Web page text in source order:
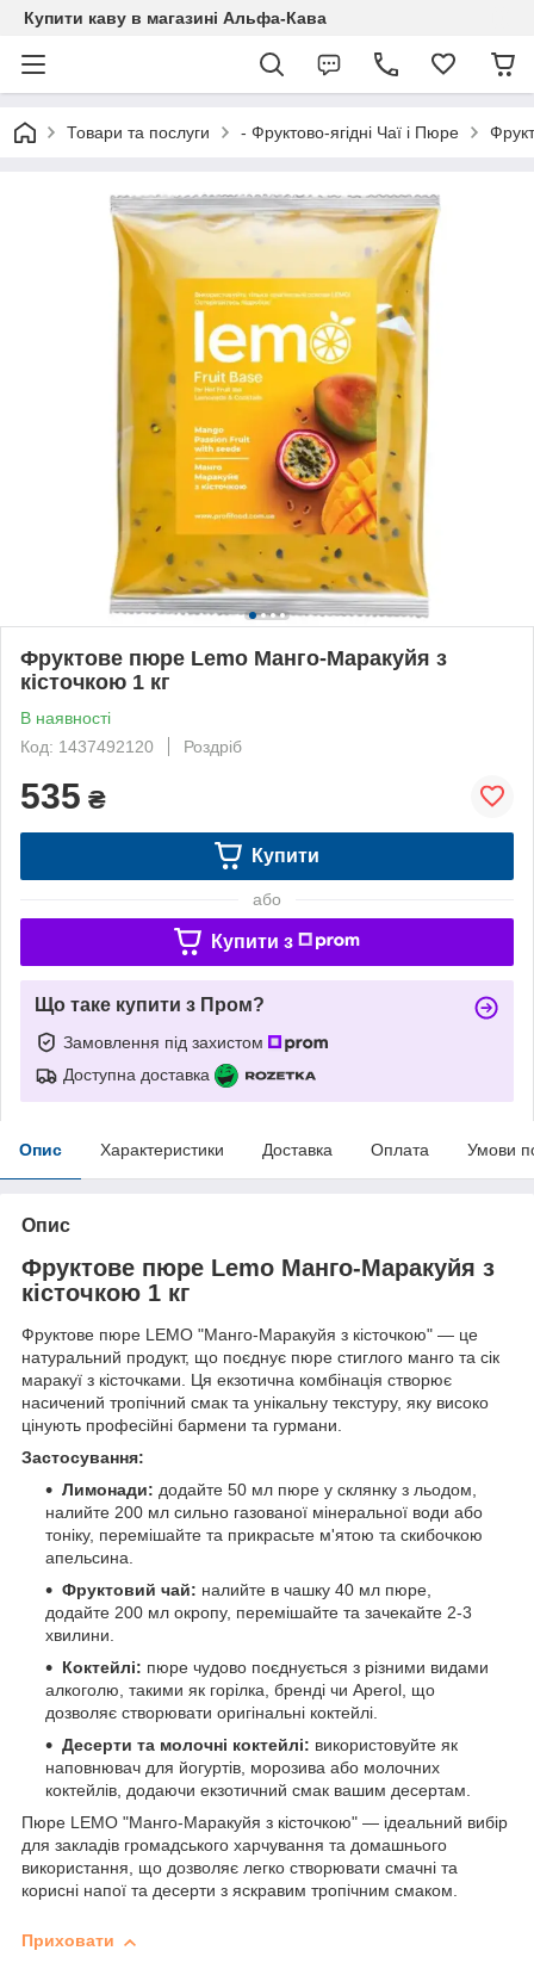
Купити каву в магазині Альфа-Кава
Товари та послуги - Фруктово-ягідні Чаї і Пюре
Фруктове пюре Lemo Манго-Маракуйя з
кісточкою 1 кг
В наявності
Код: 1437492120
Роздріб
535 ₴
Купити
або
Купити з
Що таке купити з Пром?
Замовлення під захистом
Доступна доставка
Опис Характеристики Доставка Оплата Умови
Опис
Фруктове пюре Lemo Манго-Маракуйя з
кісточкою 1 кг
Фруктове пюре LEMO "Манго-Маракуйя з кісточкою" — це
натуральний продукт, що поєднує пюре стиглого манго та сік
маракуї з кісточками. Ця екзотична комбінація створює
насичений тропічний смак та унікальну текстуру, яку високо
цінують професійні бармени та гурмани.
Застосування:
Лимонади: додайте 50 мл пюре у склянку з льодом,
налийте 200 мл сильно газованої мінеральної води або
тоніку, перемішайте та прикрасьте м'ятою та скибочкою
апельсина.
Фруктовий чай: налийте в чашку 40 мл пюре,
додайте 200 мл окропу, перемішайте та зачекайте 2-3
хвилини.
Коктейлі: пюре чудово поєднується з різними видами
алкоголю, такими як горілка, бренді чи Aperol, що
дозволяє створювати оригінальні коктейлі.
Десерти та молочні коктейлі: використовуйте як
наповнювач для йогуртів, морозива або молочних
коктейлів, додаючи екзотичний смак вашим десертам.
Пюре LEMO "Манго-Маракуйя з кісточкою" — ідеальний вибір
для закладів громадського харчування та домашнього
використання, що дозволяє легко створювати смачні та
корисні напої та десерти з яскравим тропічним смаком.
Приховати